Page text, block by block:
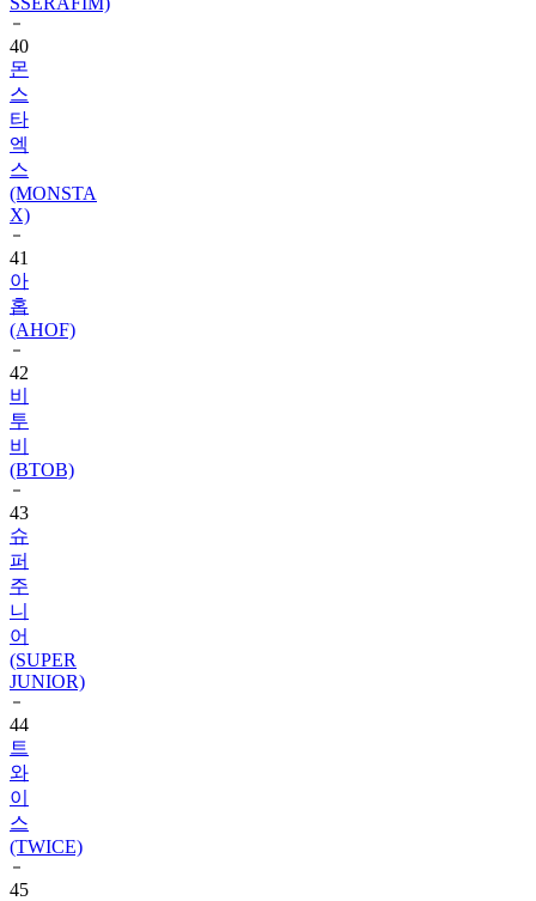
40
몬
스
타
엑
스
(MONSTA
X)
41
아
홉
(AHOF)
42
비
투
비
(BTOB)
43
슈
퍼
주
니
어
(SUPER
JUNIOR)
44
트
와
이
스
(TWICE)
45